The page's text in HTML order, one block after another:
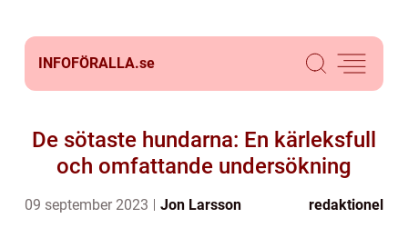
INFOFÖRALLA.se
De sötaste hundarna: En kärleksfull
och omfattande undersökning
09 september 2023 Jon Larsson redaktionel